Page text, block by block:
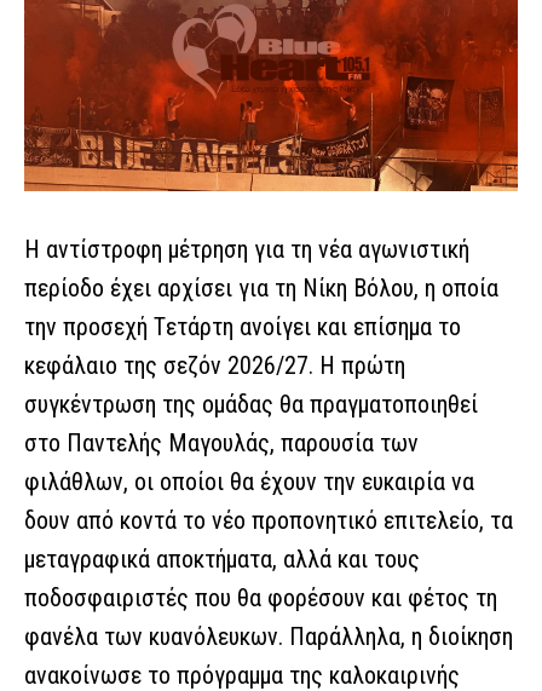
Η αντίστροφη μέτρηση για τη νέα αγωνιστική
περίοδο έχει αρχίσει για τη Νίκη Βόλου, η οποία
την προσεχή Τετάρτη ανοίγει και επίσημα το
κεφάλαιο της σεζόν 2026/27. Η πρώτη
συγκέντρωση της ομάδας θα πραγματοποιηθεί
στο Παντελής Μαγουλάς, παρουσία των
φιλάθλων, οι οποίοι θα έχουν την ευκαιρία να
δουν από κοντά το νέο προπονητικό επιτελείο, τα
μεταγραφικά αποκτήματα, αλλά και τους
ποδοσφαιριστές που θα φορέσουν και φέτος τη
φανέλα των κυανόλευκων. Παράλληλα, η διοίκηση
ανακοίνωσε το πρόγραμμα της καλοκαιρινής